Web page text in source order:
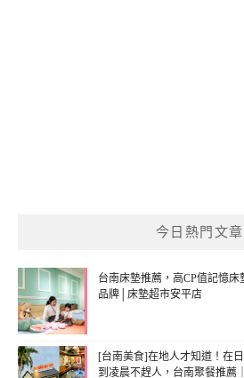
今日熱門文章
台南床墊推薦，高CP值記憶
品牌│床墊超市安平店
[台南美食]在地人才知道！在
到凌晨不趕人，台南聚餐推薦